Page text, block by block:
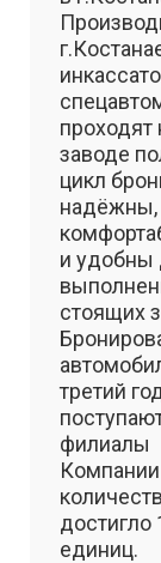
проходят
заводе
цикл
надёжны,
и удобны
стоящих
третий
филиалы
достигло
единиц.